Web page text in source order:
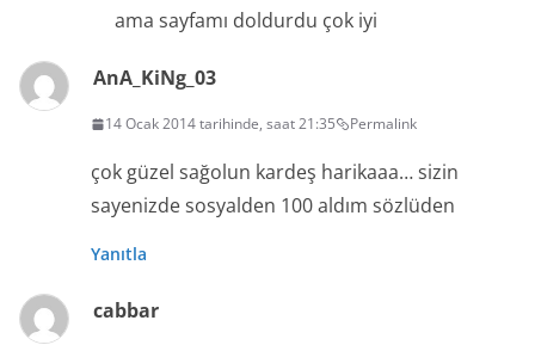
ama sayfamı doldurdu çok iyi
AnA_KiNg_03
14 Ocak 2014 tarihinde, saat 21:35 Permalink
çok güzel sağolun kardeş harikaaa… sizin
sayenizde sosyalden 100 aldım sözlüden
Yanıtla
cabbar